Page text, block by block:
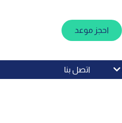
احجز موعد
اتصل بنا